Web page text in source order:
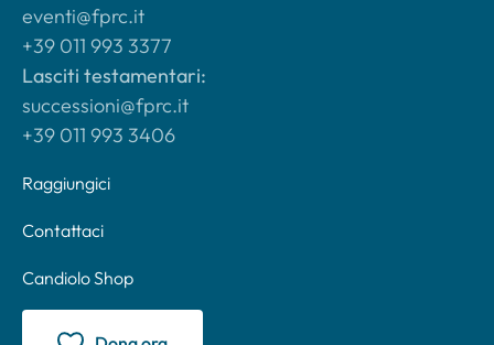
eventi@fprc.it
+39 011 993 3377
Lasciti testamentari:
successioni@fprc.it
+39 011 993 3406
Raggiungici
Contattaci
Candiolo Shop